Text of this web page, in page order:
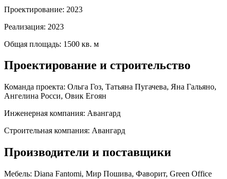
Проектирование: 2023
Реализация: 2023
Общая площадь: 1500 кв. м
Проектирование и строительство
Команда проекта: Ольга Гоз, Татьяна Пугачева, Яна Гальяно,
Ангелина Росси, Овик Егоян
Инженерная компания: Авангард
Строительная компания: Авангард
Производители и поставщики
Мебель: Diana Fantomi, Мир Пошива, Фаворит, Green Office